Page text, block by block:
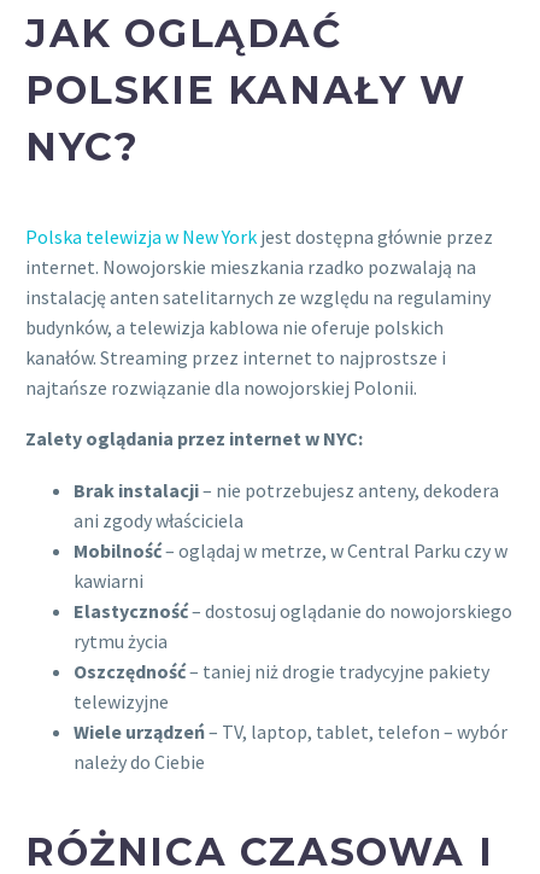
JAK OGLĄDAĆ
POLSKIE KANAŁY W
NYC?
Polska telewizja w New York jest dostępna głównie przez
internet. Nowojorskie mieszkania rzadko pozwalają na
instalację anten satelitarnych ze względu na regulaminy
budynków, a telewizja kablowa nie oferuje polskich
kanałów. Streaming przez internet to najprostsze i
najtańsze rozwiązanie dla nowojorskiej Polonii.
Zalety oglądania przez internet w NYC:
Brak instalacji– nie potrzebujesz anteny, dekodera
ani zgody właściciela
Mobilność– oglądaj w metrze, w Central Parku czy w
kawiarni
Elastyczność– dostosuj oglądanie do nowojorskiego
rytmu życia
Oszczędność– taniej niż drogie tradycyjne pakiety
telewizyjne
Wiele urządzeń– TV, laptop, tablet, telefon – wybór
należy do Ciebie
RÓŻNICA CZASOWA I